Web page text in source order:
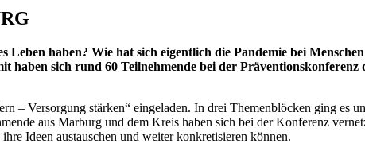
haben? Wie hat sich eigentlich die Pandemie bei
sich rund 60 Teilnehmende bei der
Versorgung stärken“ eingeladen. In drei Themenblöcken ging es
aus Marburg und dem Kreis haben sich bei der Konferenz
Ideen austauschen und weiter konkretisieren können.